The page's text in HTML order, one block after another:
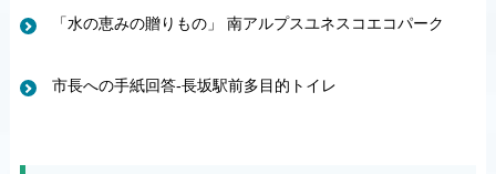
「水の恵みの贈りもの」 南アルプスユネスコエコパーク
市長への手紙回答-長坂駅前多目的トイレ